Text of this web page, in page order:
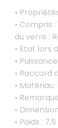
•
• Compris
du verre :
• État lors
•
• Raccord
• Matériau
•
•
• Poids :